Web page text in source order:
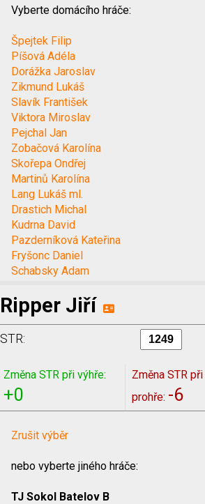
Vyberte domácího hráče:
Špejtek Filip
Píšová Adéla
Dorážka Jaroslav
Zikmund Lukáš
Slavík František
Viktora Miroslav
Pejchal Jan
Zobačová Karolína
Skořepa Ondřej
Martinů Karolína
Lang Lukáš ml.
Drastich Michal
Kudrna David
Pazderníková Kateřina
Fryšonc Daniel
Schabsky Adam
Ripper Jiří
STR:
Změna STR při výhře:
+0
Změna STR při
prohře: -6
Zrušit výběr
nebo vyberte jiného hráče:
TJ Sokol Batelov B